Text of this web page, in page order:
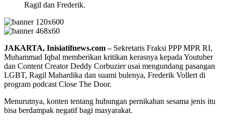
Ragil dan Frederik.
JAKARTA, Inisiatifnews.com – Sekretaris Fraksi PPP MPR RI,
Muhammad Iqbal memberikan kritikan kerasnya kepada Youtuber
dan Content Creator Deddy Corbuzier usai mengundang pasangan
LGBT, Ragil Mahardika dan suami bulenya, Frederik Vollert di
program podcast Close The Door.
Menurutnya, konten tentang hubungan pernikahan sesama jenis itu
bisa berdampak negatif bagi masyarakat.